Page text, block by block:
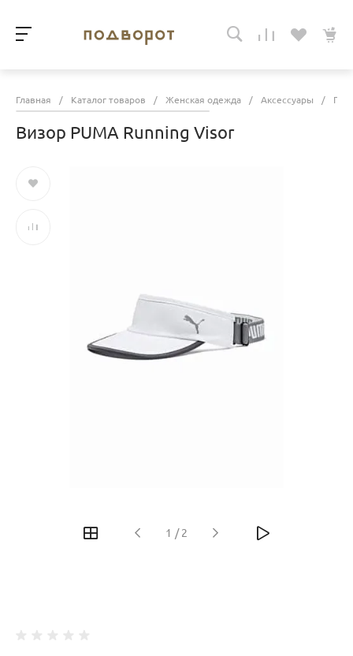
Главная / Каталог товаров / Женская одежда / Аксессуары /
Визор PUMA Running Visor
1 / 2